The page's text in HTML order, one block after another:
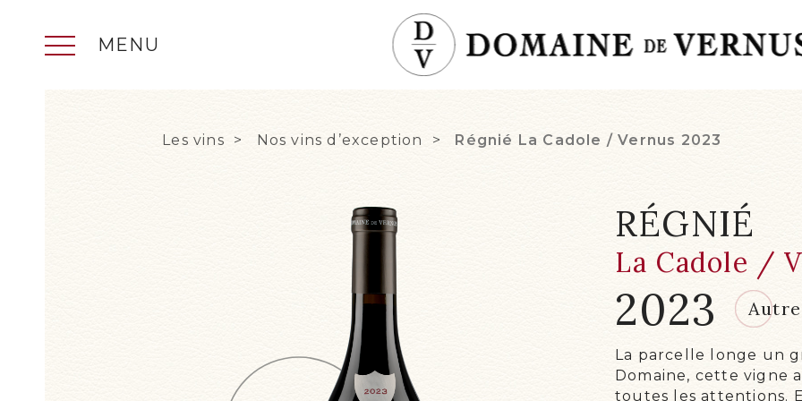
MENU
LES
LE
Les vins Nos vins d’exception Régnié La Cadole / Vernus 2023
RÉGNIÉ
La Cadole /
2023 2023
La parcelle longe un
Domaine, cette vigne
toutes les attentions.